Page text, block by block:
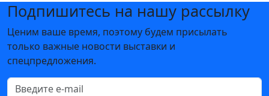
Подпишитесь на нашу рассылку
Ценим ваше время, поэтому будем присылать
только важные новости выставки и
спецпредложения.